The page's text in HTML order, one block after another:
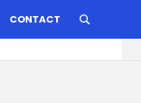
CONTACT